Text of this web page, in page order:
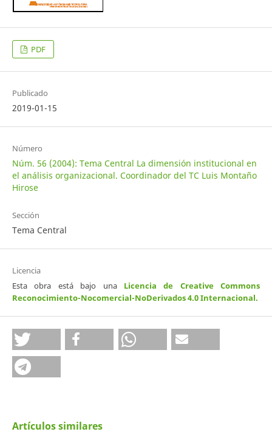
PDF
Publicado
2019-01-15
Número
Núm. 56 (2004): Tema Central La dimensión institucional en
el análisis organizacional. Coordinador del TC Luis Montaño
Hirose
Sección
Tema Central
Licencia
Esta obra está bajo una Licencia de Creative Commons
Reconocimiento-Nocomercial-NoDerivados 4.0 Internacional.
Artículos similares